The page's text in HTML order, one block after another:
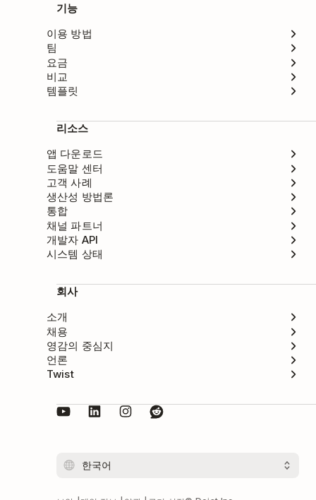
기능
이용 방법
팀
요금
비교
템플릿
리소스
앱 다운로드
도움말 센터
고객 사례
생산성 방법론
통합
채널 파트너
개발자 API
시스템 상태
회사
소개
채용
영감의 중심지
언론
Twist